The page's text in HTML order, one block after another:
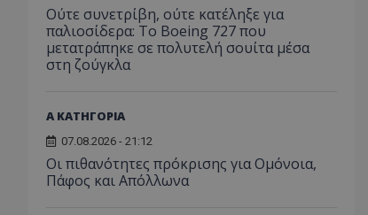
Ούτε συνετρίβη, ούτε κατέληξε για
παλιοσίδερα: Το Boeing 727 που
μετατράπηκε σε πολυτελή σουίτα μέσα
στη ζούγκλα
Α ΚΑΤΗΓΟΡΙΑ
07.08.2026 - 21:12
Οι πιθανότητες πρόκρισης για Ομόνοια,
Πάφος και Απόλλωνα